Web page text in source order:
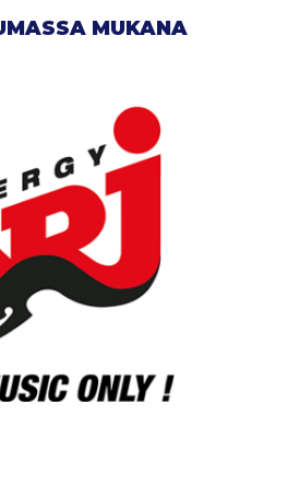
MUKANA